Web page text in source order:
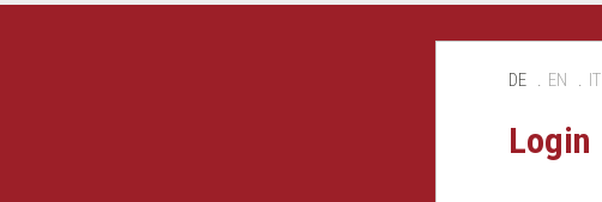
DE EN IT
Login